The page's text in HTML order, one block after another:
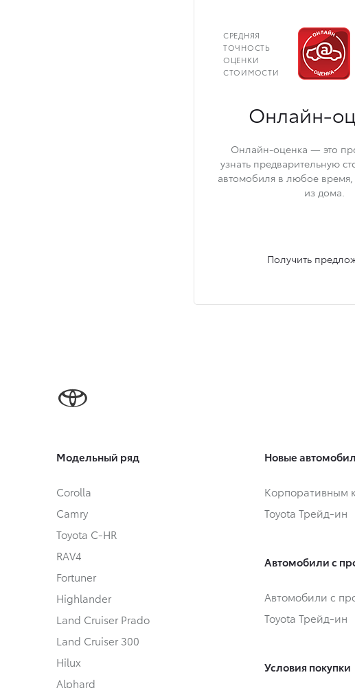
СРЕДНЯЯ
ТОЧНОСТЬ
ОЦЕНКИ
СТОИМОСТИ
Онлайн-
Онлайн-оценка — это
узнать предварительную
автомобиля в любое
из дома.
Получить
Модельный ряд
Corolla
Camry
Toyota C-HR
RAV4
Fortuner
Highlander
Land Cruiser Prado
Land Cruiser 300
Hilux
Alphard
Новые
Корпоративным
Toyota Трейд-ин
Автомобили с
Автомобили с
Toyota Трейд-ин
Условия покупки